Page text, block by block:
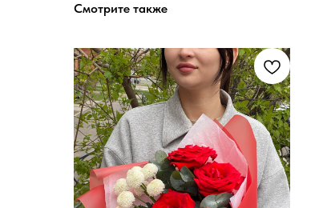
Смотрите также